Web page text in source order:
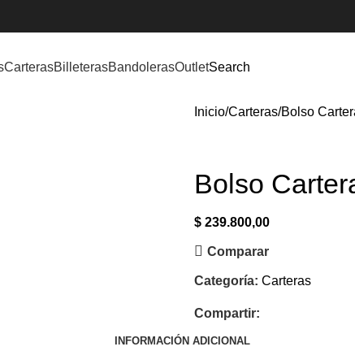
CarterasBilleterasBandolerasOutletSearch
Inicio Carteras Bolso
Bolso
$ 239.800,00
Comparar
Categoría: Carteras
Compartir:
INFORMACIÓN ADICIONAL